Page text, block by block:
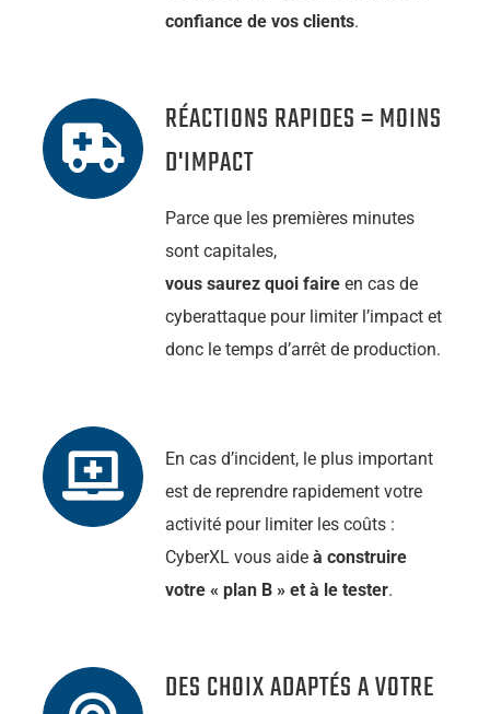
confiance de vos clients.
RÉACTIONS RAPIDES = MOINS
D'IMPACT
Parce que les premières minutes
sont capitales,
vous saurez quoi faireen cas de
cyberattaque pour limiter l’impact et
donc le temps d’arrêt de production.
En cas d’incident, le plus important
est de reprendre rapidement votre
activité pour limiter les coûts :
CyberXL vous aide à construire
votre « plan B » et à le tester.
DES CHOIX ADAPTÉS A VOTRE